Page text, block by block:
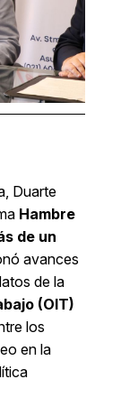
Duarte
Hambre
de un
avances
de la
(OIT)
los
en la